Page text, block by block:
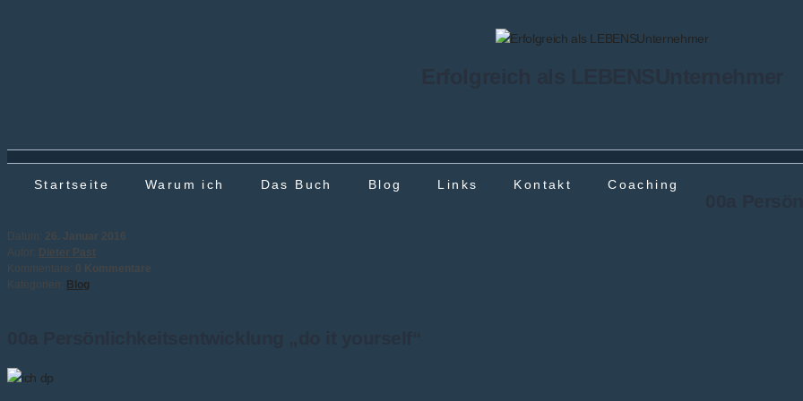
Startseite Warum ich Das Buch Blog Links Kontakt Coaching
Datum: 26. Januar 2016
Autor: Dieter Past
Kommentare: 0 Kommentare
Kategorien: Blog